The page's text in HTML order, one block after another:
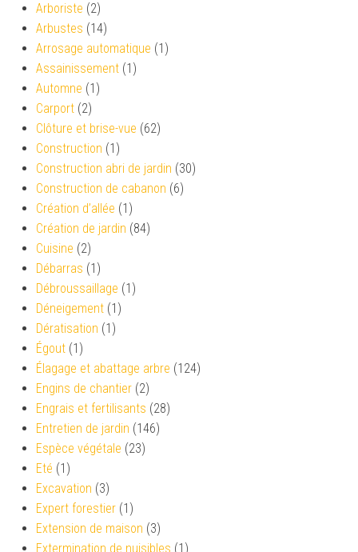
Arboriste (2)
Arbustes (14)
Arrosage automatique (1)
Assainissement (1)
Automne (1)
Carport (2)
Clôture et brise-vue (62)
Construction (1)
Construction abri de jardin (30)
Construction de cabanon (6)
Création d’allée (1)
Création de jardin (84)
Cuisine (2)
Débarras (1)
Débroussaillage (1)
Déneigement (1)
Dératisation (1)
Égout (1)
Élagage et abattage arbre (124)
Engins de chantier (2)
Engrais et fertilisants (28)
Entretien de jardin (146)
Espèce végétale (23)
Eté (1)
Excavation (3)
Expert forestier (1)
Extension de maison (3)
Extermination de nuisibles (1)